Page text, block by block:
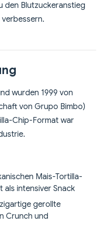
den Blutzuckeranstieg
wurden 1999 von
von Grupo Bimbo)
Chip-Format war
Mais-Tortilla-
als intensiver Snack
gerollte
Crunch und